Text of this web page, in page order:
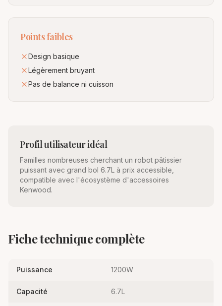
Points faibles
Design basique
Légèrement bruyant
Pas de balance ni cuisson
Profil utilisateur idéal
Familles nombreuses cherchant un robot pâtissier
puissant avec grand bol 6.7L à prix accessible,
compatible avec l'écosystème d'accessoires
Kenwood.
Fiche technique complète
Puissance 1200W
Capacité 6.7L